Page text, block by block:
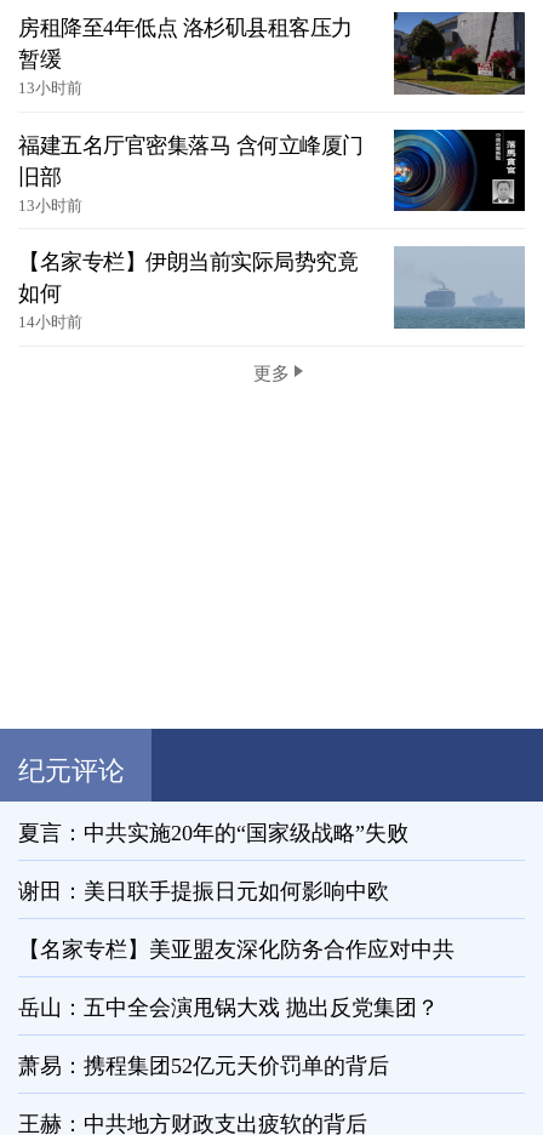
房租降至4年低点 洛杉矶县租客压力
暂缓
13小时前
福建五名厅官密集落马 含何立峰厦门
旧部
13小时前
【名家专栏】伊朗当前实际局势究竟
如何
14小时前
更多
纪元评论
夏言：中共实施20年的“国家级战略”失败
谢田：美日联手提振日元如何影响中欧
【名家专栏】美亚盟友深化防务合作应对中共
岳山：五中全会演甩锅大戏 抛出反党集团？
萧易：携程集团52亿元天价罚单的背后
王赫：中共地方财政支出疲软的背后